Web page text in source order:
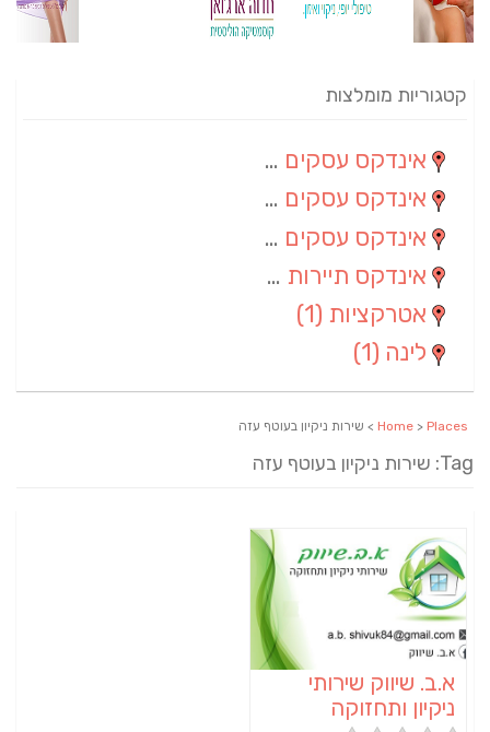
קטגוריות מומלצות
אינדקס עסקים מרחבי
אינדקס עסקים ארצי
אינדקס עסקים מקומי
אינדקס תיירות ארצי
אטרקציות (1)
לינה (1)
Home > Places > שירות ניקיון בעוטף עזה
Tag: שירות ניקיון בעוטף עזה
א.ב. שיווק שירותי
ניקיון ותחזוקה